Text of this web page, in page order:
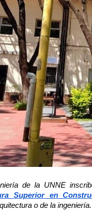
de la UNNE
Superior en
o de la ingeniería.